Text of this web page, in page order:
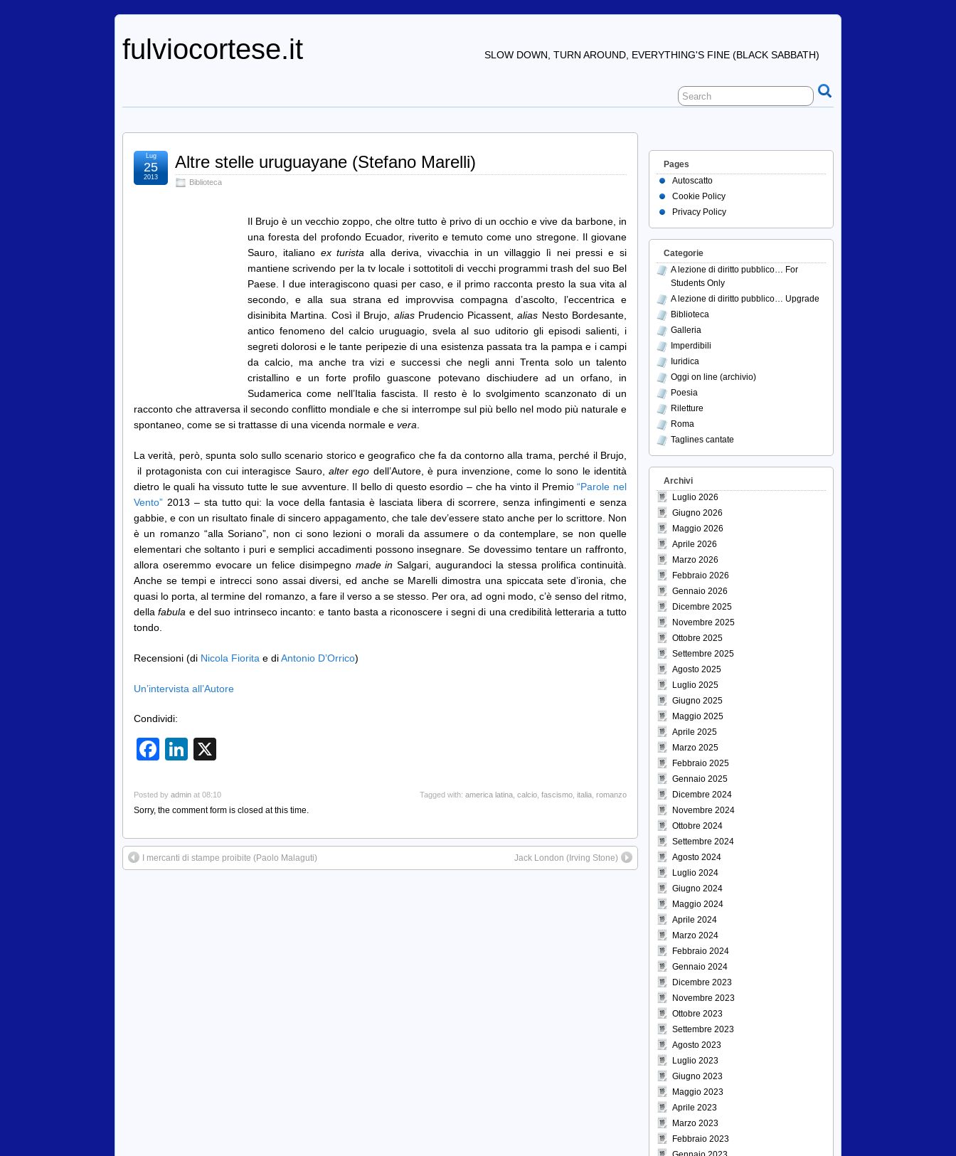
fulviocortese.it SLOW DOWN, TURN AROUND, EVERYTHING'S FINE (BLACK SABBATH)
Altre stelle uruguayane (Stefano Marelli)
Biblioteca
Lug
25
2013
Il Brujo è un vecchio zoppo, che oltre tutto è privo di un occhio e vive da barbone, in
una foresta del profondo Ecuador, riverito e temuto come uno stregone. Il giovane
Sauro, italiano ex turista alla deriva, vivacchia in un villaggio lì nei pressi e si
mantiene scrivendo per la tv locale i sottotitoli di vecchi programmi trash del suo Bel
Paese. I due interagiscono quasi per caso, e il primo racconta presto la sua vita al
secondo, e alla sua strana ed improvvisa compagna d’ascolto, l’eccentrica e
disinibita Martina. Così il Brujo, aliasPrudencio Picassent,alias Nesto Bordesante,
antico fenomeno del calcio uruguagio, svela al suo uditorio gli episodi salienti, i
segreti dolorosi e le tante peripezie di una esistenza passata tra la pampa e i campi
da calcio, ma anche tra vizi e successi che negli anni Trenta solo un talento
cristallino e un forte profilo guascone potevano dischiudere ad un orfano, in
Sudamerica come nell’Italia fascista. Il resto è lo svolgimento scanzonato di un
racconto che attraversa il secondo conflitto mondiale e che si interrompe sul più bello nel modo più naturale e
spontaneo, come se si trattasse di una vicenda normale e vera
La verità, però, spunta solo sullo scenario storico e geografico che fa da contorno alla trama, perché il Brujo,
il protagonista con cui interagisce Sauro,alter ego dell’Autore, è pura invenzione, come lo sono le identità
dietro le quali ha vissuto tutte le sue avventure. Il bello di questo esordio – che ha vinto il Premio“Parole nel
Vento” 2013 – sta tutto qui: la voce della fantasia è lasciata libera di scorrere, senza infingimenti e senza
gabbie, e con un risultato finale di sincero appagamento, che tale dev’essere stato anche per lo scrittore. Non
è un romanzo “alla Soriano”, non ci sono lezioni o morali da assumere o da contemplare, se non quelle
elementari che soltanto i puri e semplici accadimenti possono insegnare. Se dovessimo tentare un raffronto,
allora oseremmo evocare un felice disimpegno made in Salgari, augurandoci la stessa prolifica continuità.
Anche se tempi e intrecci sono assai diversi, ed anche se Marelli dimostra una spiccata sete d’ironia, che
quasi lo porta, al termine del romanzo, a fare il verso a se stesso. Per ora, ad ogni modo, c’è senso del ritmo,
dellafabula e del suo intrinseco incanto: e tanto basta a riconoscere i segni di una credibilità letteraria a tutto
tondo.
Recensioni (di Nicola Fiorita e diAntonio D’Orrico)
Un’intervista all’Autore
Condividi:
Facebook
LinkedIn
Posted by admin at 08:10 Tagged with: america latina calcio fascismo italia romanzo
Sorry, the comment form is closed at this time.
I mercanti di stampe proibite (Paolo Malaguti) Jack London (Irving Stone)
Pages
Autoscatto
Cookie Policy
Privacy Policy
Categorie
A lezione di diritto pubblico… For
Students Only
A lezione di diritto pubblico… Upgrade
Biblioteca
Galleria
Imperdibili
Iuridica
Oggi on line (archivio)
Poesia
Riletture
Roma
Taglines cantate
Archivi
Luglio 2026
Giugno 2026
Maggio 2026
Aprile 2026
Marzo 2026
Febbraio 2026
Gennaio 2026
Dicembre 2025
Novembre 2025
Ottobre 2025
Settembre 2025
Agosto 2025
Luglio 2025
Giugno 2025
Maggio 2025
Aprile 2025
Marzo 2025
Febbraio 2025
Gennaio 2025
Dicembre 2024
Novembre 2024
Ottobre 2024
Settembre 2024
Agosto 2024
Luglio 2024
Giugno 2024
Maggio 2024
Aprile 2024
Marzo 2024
Febbraio 2024
Gennaio 2024
Dicembre 2023
Novembre 2023
Ottobre 2023
Settembre 2023
Agosto 2023
Luglio 2023
Giugno 2023
Maggio 2023
Aprile 2023
Marzo 2023
Febbraio 2023